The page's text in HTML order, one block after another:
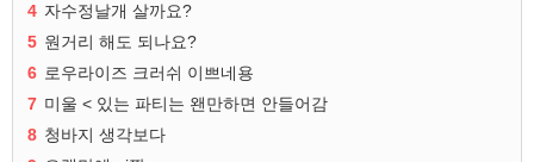
4 자수정날개 살까요?
5 원거리 해도 되나요?
6 로우라이즈 크러쉬 이쁘네용
7 미울 < 있는 파티는 왠만하면 안들어감
8 청바지 생각보다